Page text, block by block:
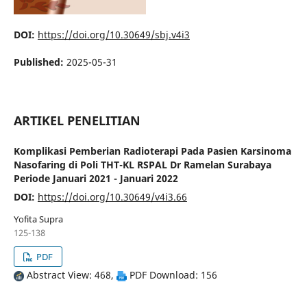
DOI: https://doi.org/10.30649/sbj.v4i3
Published: 2025-05-31
ARTIKEL PENELITIAN
Komplikasi Pemberian Radioterapi Pada Pasien Karsinoma
Nasofaring di Poli THT-KL RSPAL Dr Ramelan Surabaya
Periode Januari 2021 - Januari 2022
DOI: https://doi.org/10.30649/v4i3.66
Yofita Supra
125-138
PDF
Abstract View: 468, PDF Download: 156